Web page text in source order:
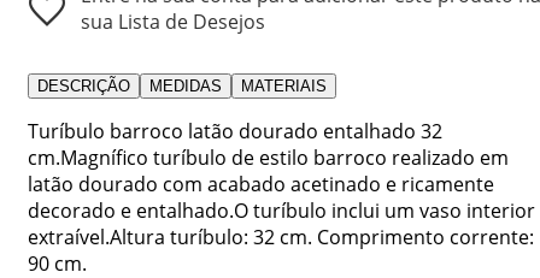
sua Lista de Desejos
DESCRIÇÃO MEDIDAS MATERIAIS
Turíbulo barroco latão dourado entalhado 32
cm.Magnífico turíbulo de estilo barroco realizado em
latão dourado com acabado acetinado e ricamente
decorado e entalhado.O turíbulo inclui um vaso interior
extraível.Altura turíbulo: 32 cm. Comprimento corrente:
90 cm.